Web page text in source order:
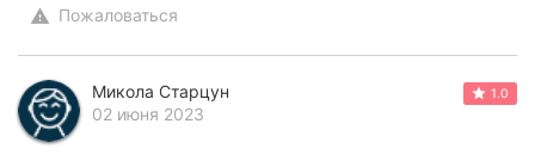
warning Пожаловаться
Микола Старцун
02 июня 2023
1.0